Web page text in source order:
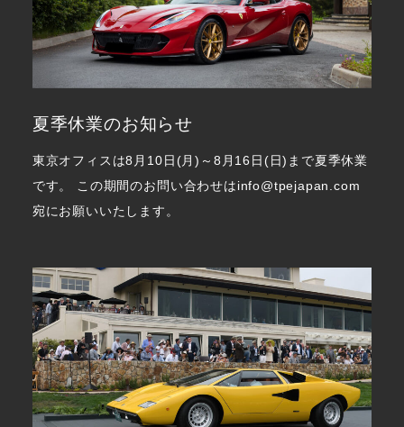
夏季休業のお知らせ
東京オフィスは8月10日(月)～8月16日(日)まで夏季休業
です。 この期間のお問い合わせはinfo@tpejapan.com
宛にお願いいたします。